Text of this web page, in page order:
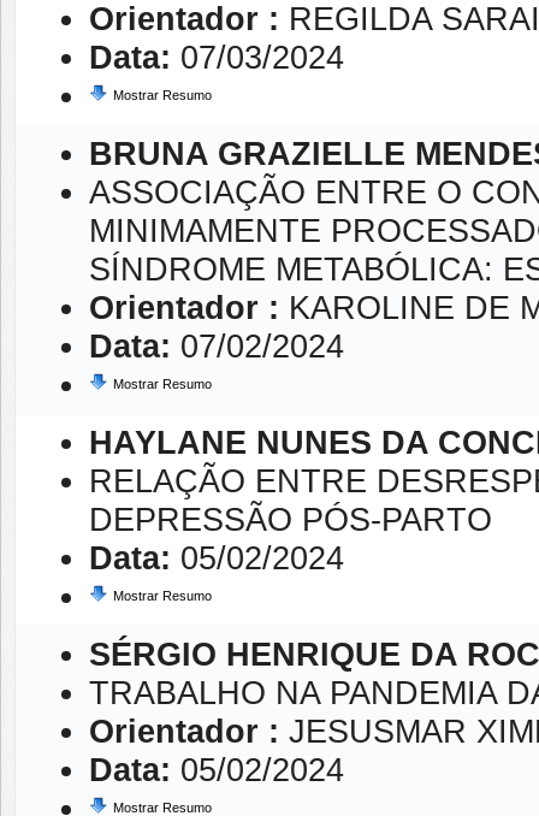
Orientador : REGILDA
Data: 07/03/2024
Mostrar Resumo
BRUNA GRAZIELLE
ASSOCIAÇÃO ENTRE O
MINIMAMENTE
SÍNDROME METABÓLICA:
Orientador : KAROLINE DE
Data: 07/02/2024
Mostrar Resumo
HAYLANE NUNES DA
RELAÇÃO ENTRE
DEPRESSÃO PÓS-PARTO
Data: 05/02/2024
Mostrar Resumo
SÉRGIO HENRIQUE DA
TRABALHO NA PANDEMIA
Orientador : JESUSMAR
Data: 05/02/2024
Mostrar Resumo